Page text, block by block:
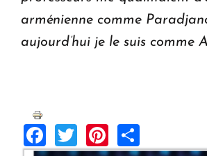
arménienne comme
aujourd’hui je le suis comme
Facebook
TwitterPinterest